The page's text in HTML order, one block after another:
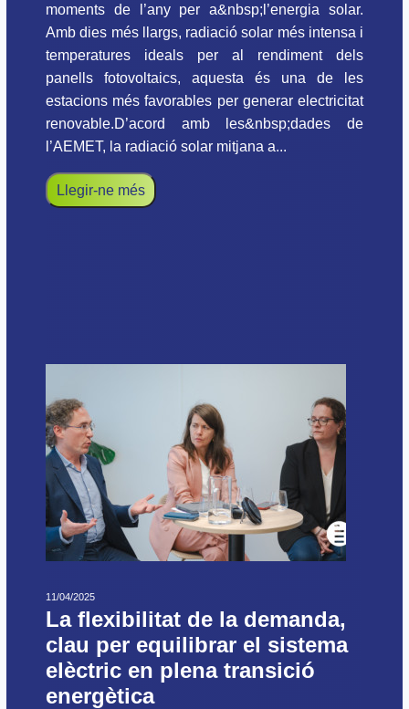
moments de l’any per a&nbsp;l’energia solar.
Amb dies més llargs, radiació solar més intensa i
temperatures ideals per al rendiment dels
panells fotovoltaics, aquesta és una de les
estacions més favorables per generar electricitat
renovable.D’acord amb les&nbsp;dades de
l’AEMET, la radiació solar mitjana a...
Llegir-ne més
11/04/2025
La flexibilitat de la demanda,
clau per equilibrar el sistema
elèctric en plena transició
energètica